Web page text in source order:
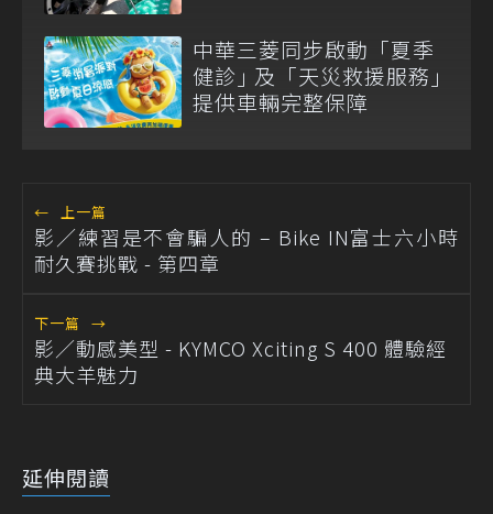
中華三菱同步啟動「夏季
健診｣ 及「天災救援服務｣
提供車輛完整保障
← 上一篇
影／練習是不會騙人的 – Bike IN富士六小時
耐久賽挑戰 - 第四章
下一篇 →
影／動感美型 - KYMCO Xciting S 400 體驗經
典大羊魅力
延伸閱讀